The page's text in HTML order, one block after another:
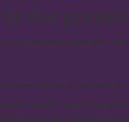
dos
sob diferentes perspectivas.
base científica sólida. Exemplos
bebês acordem durante a noite
de sono das crianças pode